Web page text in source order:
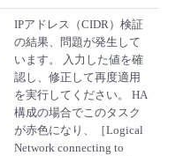
IPアドレス（CIDR）検証
の結果、問題が発生して
います。 入力した値を確
認し、修正して再度適用
を実行してください。 HA
構成の場合でこのタスク
が赤色になり、［Logical
Network connecting to